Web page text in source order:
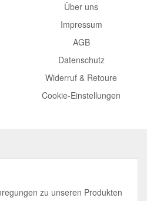
Über uns
Impressum
AGB
Datenschutz
Widerruf & Retoure
Cookie-Einstellungen
zu unseren Produkten